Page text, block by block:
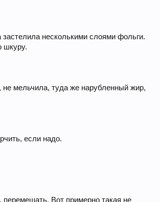
несколькими слоями фольги.
шкуру.
не мельчила, туда же нарубленный жир,
если надо.
перемешать. Вот примерно такая не